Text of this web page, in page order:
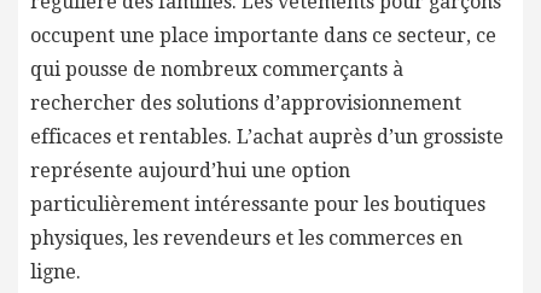
occupent une place importante dans ce secteur, ce
qui pousse de nombreux commerçants à
rechercher des solutions d’approvisionnement
efficaces et rentables. L’achat auprès d’un grossiste
représente aujourd’hui une option
particulièrement intéressante pour les boutiques
physiques, les revendeurs et les commerces en
ligne.